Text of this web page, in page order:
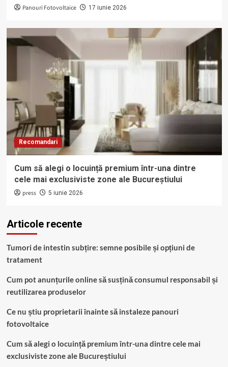
Panouri Fotovoltaice 17 iunie 2026
Recomandari
Cum să alegi o locuință premium într-una dintre
cele mai exclusiviste zone ale Bucureștiului
press 5 iunie 2026
Articole recente
Tumori de intestin subțire: semne posibile și opțiuni de
tratament
Cum pot anunțurile online să susțină consumul responsabil și
reutilizarea produselor
Ce nu știu proprietarii înainte să instaleze panouri
fotovoltaice
Cum să alegi o locuință premium într-una dintre cele mai
exclusiviste zone ale Bucureștiului